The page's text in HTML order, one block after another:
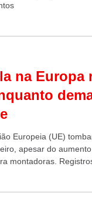
na Europa
Europeia (UE)
apesar do
montadoras.